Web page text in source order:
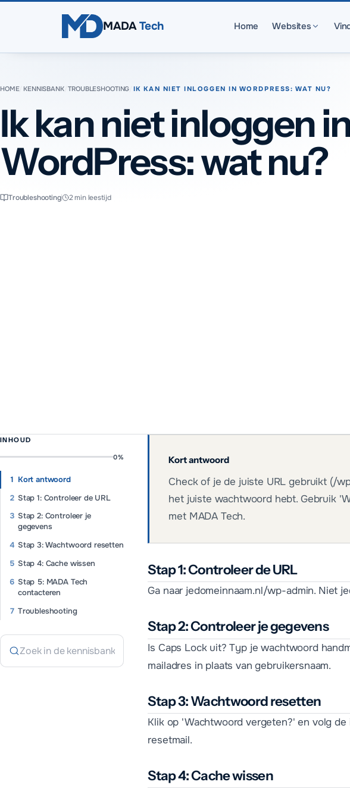
MADATech Home Websites
HOME/ KENNISBANK/TROUBLESHOOTING IK KAN NIET INLOGGEN IN WORDPRESS: WAT NU?
Ik kan niet inloggen
WordPress: wat nu?
Troubleshooting 2min leestijd
INHOUD
0%
Kort antwoord
Stap 1: Controleer de URL
Stap 2: Controleer je
gegevens
Stap 3: Wachtwoord resetten
Stap 4: Cache wissen
Stap 5: MADA Tech
contacteren
Troubleshooting
Kort antwoord
Check of je de juiste URL gebruikt (/
het juiste wachtwoord hebt. Gebruik
met MADA Tech.
Stap 1: Controleer de URL
Ga naar jedomeinnaam.nl/wp-admin. Niet
Stap 2: Controleer je gegevens
Is Caps Lock uit? Typ je wachtwoord
mailadres in plaats van gebruikersnaam.
Stap 3: Wachtwoord resetten
Klik op 'Wachtwoord vergeten?' en volg
resetmail.
Stap 4: Cache wissen